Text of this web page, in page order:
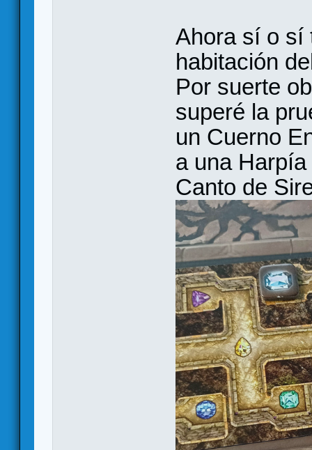
Ahora sí o sí
habitación
Por suerte
superé la
un Cuerno
a una
Canto de